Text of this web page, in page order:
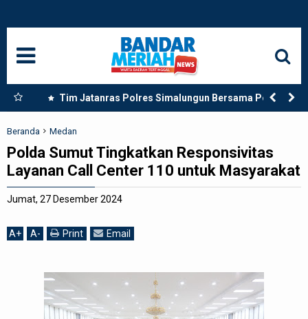
Tim Jatanras Polres Simalungun Bersama Polsek
Gunung Malela Tangkap Tersangka Curas di Riau Usai
Beranda Medan
Polda Sumut Tingkatkan Responsivitas
Layanan Call Center 110 untuk Masyarakat
Jumat, 27 Desember 2024
A+ A- Print Email
NASIONAL
SUMUT
LANGKAT
ACEH
BISNIS
ADVETORIAL